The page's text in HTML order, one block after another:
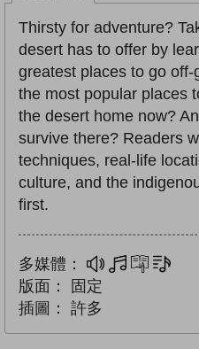
Thirsty for adventure?
desert has to offer by
greatest places to go
the most popular places
the desert home now?
survive there? Readers
techniques, real-life
culture, and the
first.
多媒體： 多媒體互動練
版面：
固定
插圖：
許多